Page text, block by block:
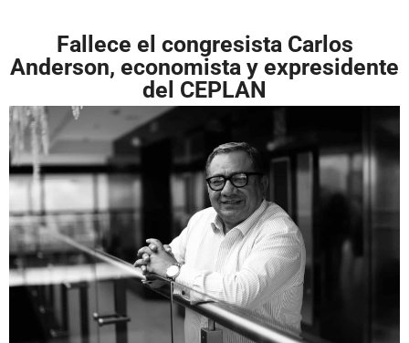
Fallece el congresista Carlos
Anderson, economista y expresidente
del CEPLAN